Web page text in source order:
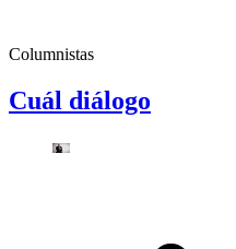
Columnistas
Cuál diálogo